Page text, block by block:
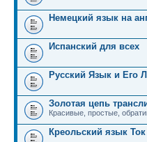
Немецкий язык на
Испанский для всех
Русский Язык и Его
Золотая цепь
Красивые, простые,
Креольский язык